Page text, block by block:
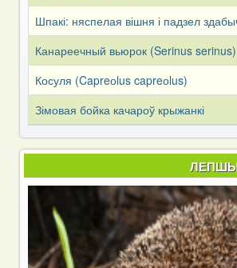
Шпакі: няспелая вішня і падзел
Канареечный вьюрок (Serinus serinus)
Косуля (Capreоlus capreоlus)
Зімовая бойка качароў крыжанкі